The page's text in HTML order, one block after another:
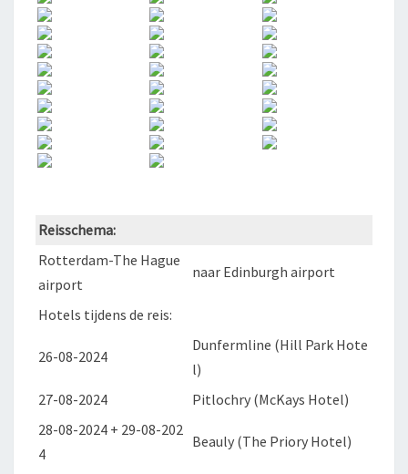
Reisschema:
Rotterdam-The Hague
airport
naar Edinburgh airport
Hotels tijdens de reis:
26-08-2024
Dunfermline (Hill Park Hote
l)
27-08-2024
Pitlochry (McKays Hotel)
28-08-2024 + 29-08-202
4
Beauly (The Priory Hotel)